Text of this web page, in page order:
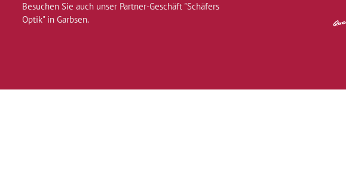
Besuchen Sie auch unser Partner-Geschäft "Schäfers
Optik" in Garbsen.